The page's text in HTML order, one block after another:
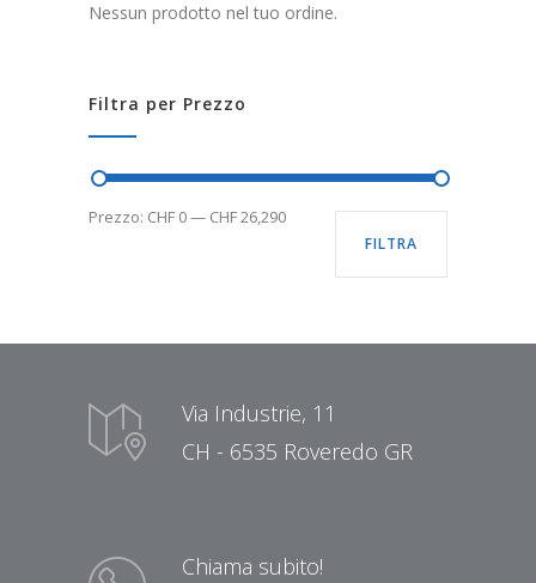
Nessun prodotto nel tuo ordine.
Filtra per Prezzo
FILTRA
Prezzo: CHF 0— CHF 26,290
Via Industrie, 11
CH - 6535 Roveredo GR
Chiama subito!